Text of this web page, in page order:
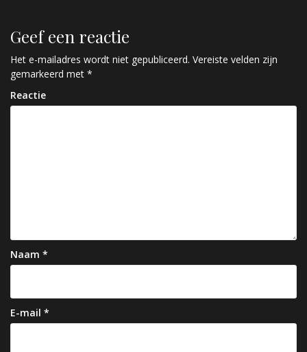
i
c
h
t
a
t
i
e
Geef een reactie
Het e-mailadres wordt niet gepubliceerd. Vereiste velden zijn
gemarkeerd met *
Reactie
Naam *
E-mail *